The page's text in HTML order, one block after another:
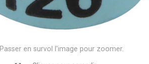
Passer en survol l'image pour zoomer.